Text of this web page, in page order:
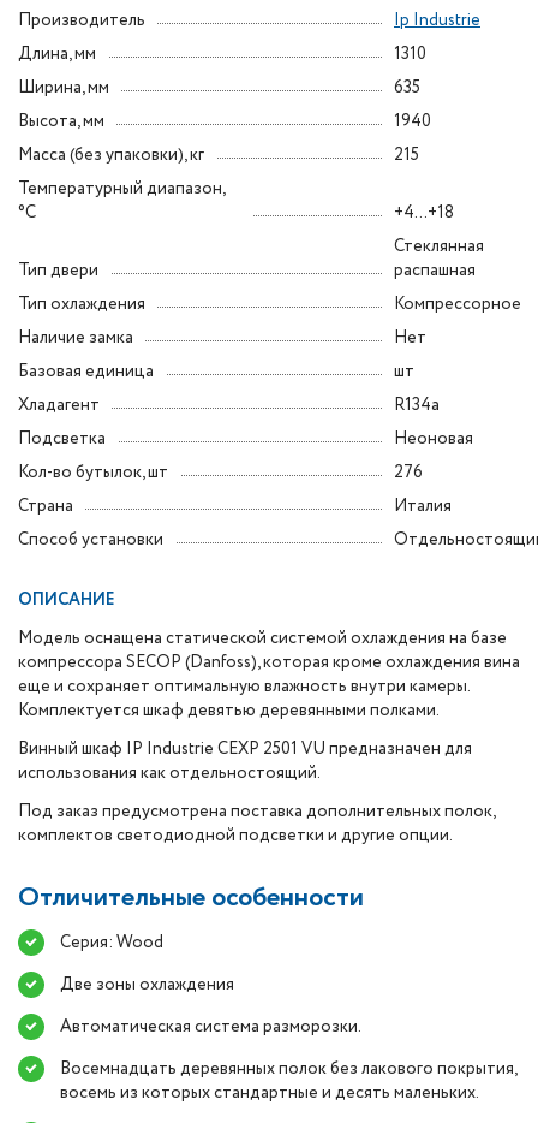
Производитель
Ip Industrie
Длина, мм
1310
Ширина, мм
635
Высота, мм
1940
Масса (без упаковки), кг
215
Температурный диапазон,
°C
+4...+18
Тип двери
Стеклянная
распашная
Тип охлаждения
Компрессорное
Наличие замка
Нет
Базовая единица
шт
Хладагент
R134a
Подсветка
Неоновая
Кол-во бутылок, шт
276
Страна
Италия
Способ установки
ОПИСАНИЕ
Модель оснащена статической системой охлаждения на базе
компрессора SECOP (Danfoss), которая кроме охлаждения вина
еще и сохраняет оптимальную влажность внутри камеры.
Комплектуется шкаф девятью деревянными полками.
Винный шкаф IP Industrie CEXP 2501 VU предназначен для
использования как отдельностоящий.
Под заказ предусмотрена поставка дополнительных полок,
комплектов светодиодной подсветки и другие опции.
Отличительные особенности
Серия: Wood
Две зоны охлаждения
Автоматическая система разморозки.
Восемнадцать деревянных полок без лакового покрытия,
восемь из которых стандартные и десять маленьких.